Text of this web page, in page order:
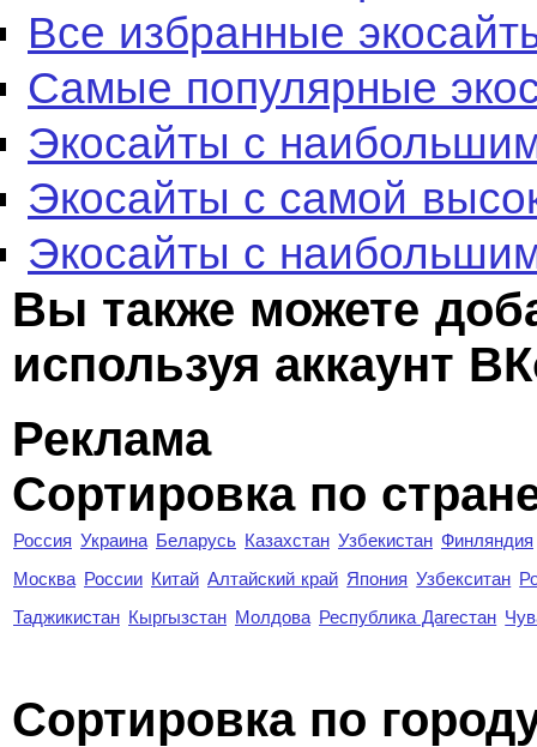
Все избранные
Самые популярные
Экосайты с
Экосайты с самой
Экосайты с
Вы также можете
используя аккаунт
Реклама
Сортировка по
Россия Украина Беларусь Казахстан Узбекистан Финляндия
Москва России Китай Алтайский край Япония Узбекситан
Таджикистан Кыргызстан Молдова Республика Дагестан
Cортировка по